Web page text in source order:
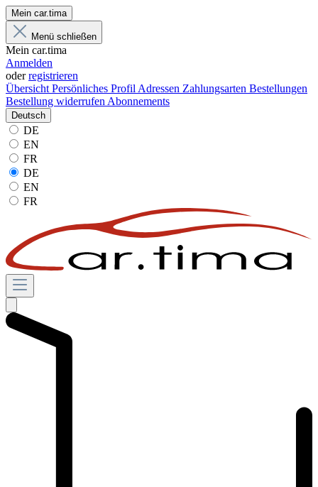
Mein car.tima
Menü schließen
Mein car.tima
Anmelden
oderregistrieren
Übersicht Persönliches Profil Adressen Zahlungsarten Bestellungen
Bestellung widerrufen Abonnements
Deutsch
DE
EN
FR
DE
EN
FR